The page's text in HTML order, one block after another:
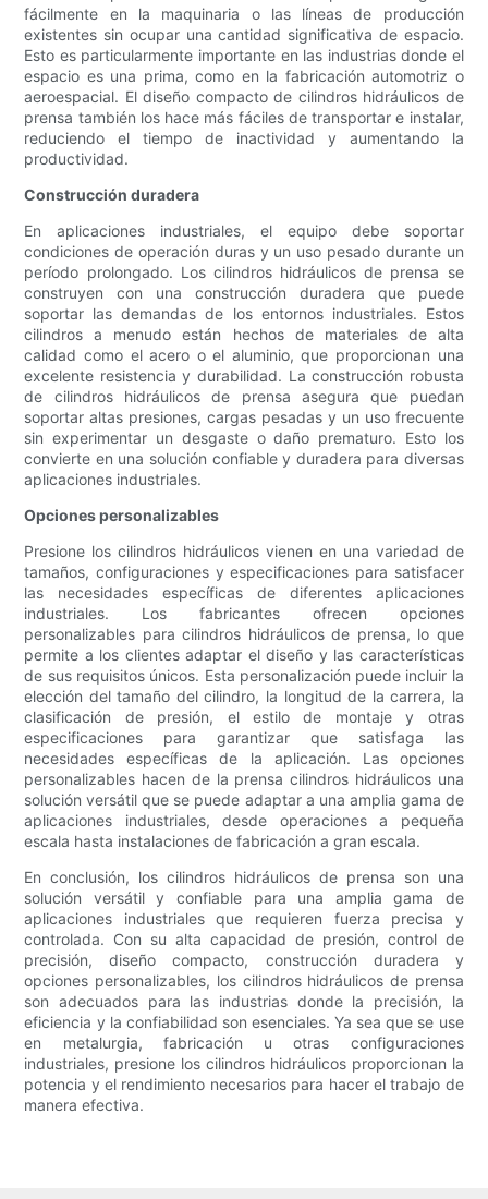
fácilmente en la maquinaria o las líneas de producción
existentes sin ocupar una cantidad significativa de espacio.
Esto es particularmente importante en las industrias donde el
espacio es una prima, como en la fabricación automotriz o
aeroespacial. El diseño compacto de cilindros hidráulicos de
prensa también los hace más fáciles de transportar e instalar,
reduciendo el tiempo de inactividad y aumentando la
productividad.
Construcción duradera
En aplicaciones industriales, el equipo debe soportar
condiciones de operación duras y un uso pesado durante un
período prolongado. Los cilindros hidráulicos de prensa se
construyen con una construcción duradera que puede
soportar las demandas de los entornos industriales. Estos
cilindros a menudo están hechos de materiales de alta
calidad como el acero o el aluminio, que proporcionan una
excelente resistencia y durabilidad. La construcción robusta
de cilindros hidráulicos de prensa asegura que puedan
soportar altas presiones, cargas pesadas y un uso frecuente
sin experimentar un desgaste o daño prematuro. Esto los
convierte en una solución confiable y duradera para diversas
aplicaciones industriales.
Opciones personalizables
Presione los cilindros hidráulicos vienen en una variedad de
tamaños, configuraciones y especificaciones para satisfacer
las necesidades específicas de diferentes aplicaciones
industriales. Los fabricantes ofrecen opciones
personalizables para cilindros hidráulicos de prensa, lo que
permite a los clientes adaptar el diseño y las características
de sus requisitos únicos. Esta personalización puede incluir la
elección del tamaño del cilindro, la longitud de la carrera, la
clasificación de presión, el estilo de montaje y otras
especificaciones para garantizar que satisfaga las
necesidades específicas de la aplicación. Las opciones
personalizables hacen de la prensa cilindros hidráulicos una
solución versátil que se puede adaptar a una amplia gama de
aplicaciones industriales, desde operaciones a pequeña
escala hasta instalaciones de fabricación a gran escala.
En conclusión, los cilindros hidráulicos de prensa son una
solución versátil y confiable para una amplia gama de
aplicaciones industriales que requieren fuerza precisa y
controlada. Con su alta capacidad de presión, control de
precisión, diseño compacto, construcción duradera y
opciones personalizables, los cilindros hidráulicos de prensa
son adecuados para las industrias donde la precisión, la
eficiencia y la confiabilidad son esenciales. Ya sea que se use
en metalurgia, fabricación u otras configuraciones
industriales, presione los cilindros hidráulicos proporcionan la
potencia y el rendimiento necesarios para hacer el trabajo de
manera efectiva.